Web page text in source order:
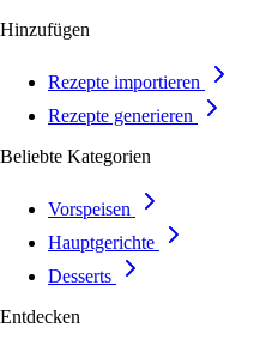
Hinzufügen
Rezepte importieren
Rezepte generieren
Beliebte Kategorien
Vorspeisen
Hauptgerichte
Desserts
Entdecken